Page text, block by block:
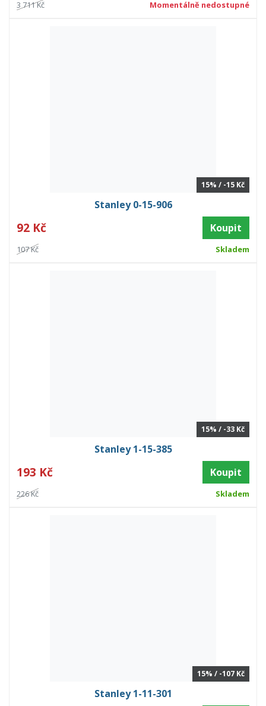
3 711 Kč Momentálně nedostupné
15% / -15 Kč
Stanley 0-15-906
92 Kč Koupit
107 Kč Skladem
15% / -33 Kč
Stanley 1-15-385
193 Kč Koupit
226 Kč Skladem
15% / -107 Kč
Stanley 1-11-301